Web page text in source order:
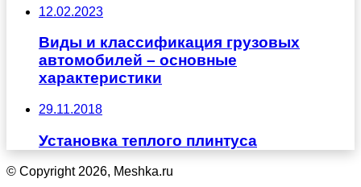
12.02.2023
Виды и классификация грузовых
автомобилей – основные
характеристики
29.11.2018
Установка теплого плинтуса
© Copyright 2026, Meshka.ru